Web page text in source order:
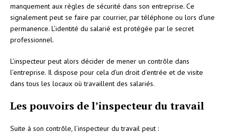
manquement aux règles de sécurité dans son entreprise. Ce
signalement peut se faire par courrier, par téléphone ou lors d’une
permanence. L’identité du salarié est protégée par le secret
professionnel.
L’inspecteur peut alors décider de mener un contrôle dans
l’entreprise. Il dispose pour cela d’un droit d’entrée et de visite
dans tous les locaux où travaillent des salariés.
Les pouvoirs de l’inspecteur du travail
Suite à son contrôle, l’inspecteur du travail peut :